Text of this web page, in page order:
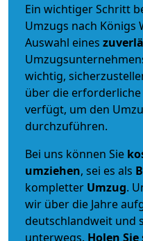
Ein wichtiger Schritt
Umzugs nach Königs
Auswahl eines
wichtig,
über die
verfügt, um den
durchzuführen.
Bei uns können Sie
umziehen, sei es als
kompletter Umzug.
wir über die Jahre
deutschlandweit und
unterwegs. Holen